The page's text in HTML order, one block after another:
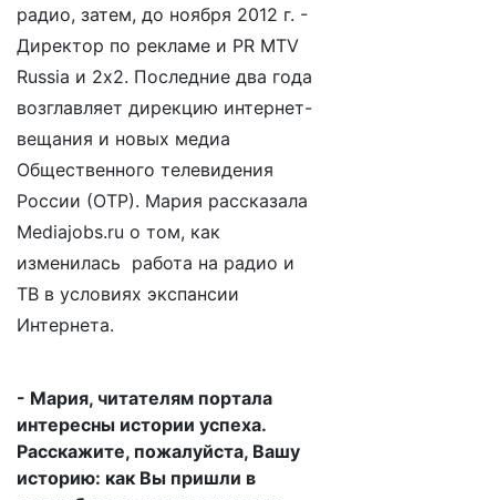
радио, затем, до ноября 2012 г. -
Директор по рекламе и PR MTV
Russia и 2х2. Последние два года
возглавляет дирекцию интернет-
вещания и новых медиа
Общественного телевидения
России (ОТР). Мария рассказала
Mediajobs.ru о том, как
изменилась работа на радио и
ТВ в условиях экспансии
Интернета.
- Мария, читателям портала
интересны истории успеха.
Расскажите, пожалуйста, Вашу
историю: как Вы пришли в